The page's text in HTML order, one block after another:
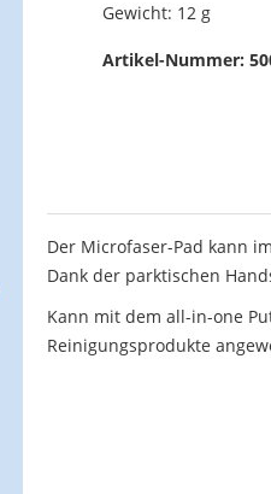
Gewicht: 12 g
Artikel-Nummer:
Der Microfaser-Pad kann
Dank der parktischen
Kann mit dem all-in-one
Reinigungsprodukte